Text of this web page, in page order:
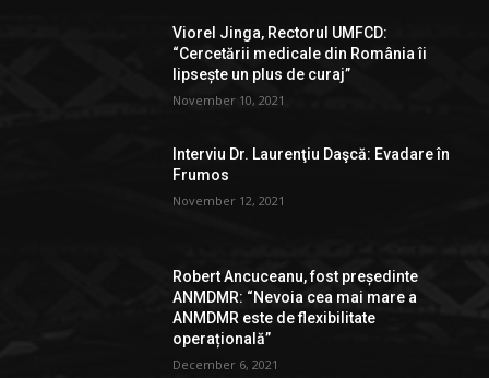
Viorel Jinga, Rectorul UMFCD:
“Cercetării medicale din România îi
lipsește un plus de curaj”
November 10, 2021
Interviu Dr. Laurenţiu Daşcă: Evadare în
Frumos
November 12, 2021
Robert Ancuceanu, fost președinte
ANMDMR: “Nevoia cea mai mare a
ANMDMR este de flexibilitate
operațională”
December 6, 2021